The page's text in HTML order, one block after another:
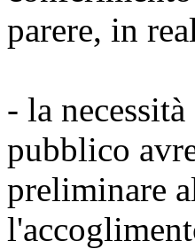
parere, in
- la
pubblico
preliminare